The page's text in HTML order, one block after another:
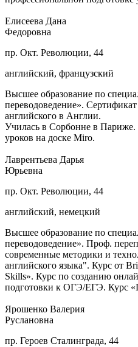
Елисеева Дана
Федоровна
пр. Окт. Революции, 44
английский, французский
Высшее образование по
переводоведение».
английского в Англии.
Училась в Сорбонне в
уроков на доске Miro.
Лаврентьева Дарья
Юрьевна
пр. Окт. Революции, 44
английский, немецкий
Высшее образование по
переводоведение». Проф.
современные методики и
английского языка". Курс от
Skills». Курс по созданию
подготовки к ОГЭ/ЕГЭ. Курс
Ярошенко Валерия
Руслановна
пр. Героев Сталинграда, 44